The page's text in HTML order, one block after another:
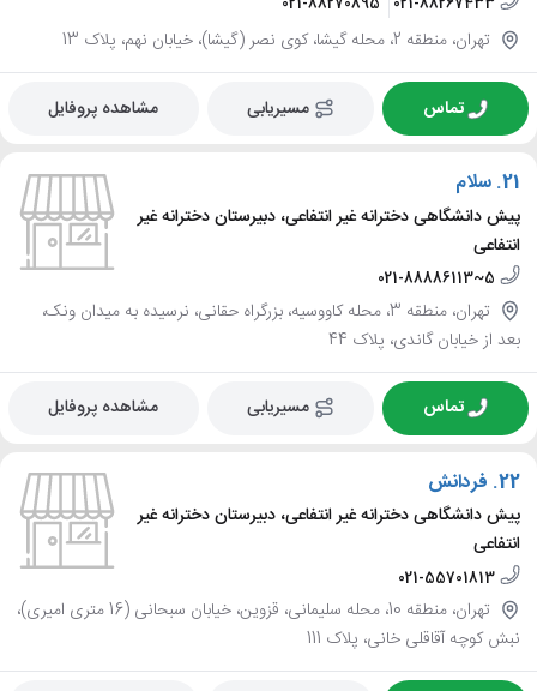
تهران، منطقه 2، محله گیشا، کوی نصر (گیشا)، خیابان نهم، پلاک 13
تماس مسیریابی مشاهده پروفایل
21. سلام
پیش دانشگاهی دخترانه غیر انتفاعی، دبیرستان دخترانه غیر
انتفاعی
021-88886113~5
تهران، منطقه 3، محله کاووسیه، بزرگراه حقانی، نرسیده به میدان ونک،
بعد از خیابان گاندی، پلاک 44
تماس مسیریابی مشاهده پروفایل
22. فردانش
پیش دانشگاهی دخترانه غیر انتفاعی، دبیرستان دخترانه غیر
انتفاعی
021-55701813
تهران، منطقه 10، محله سلیمانی، قزوین، خیابان سبحانی (16 متری امیری)،
نبش کوچه آقاقلی خانی، پلاک 111